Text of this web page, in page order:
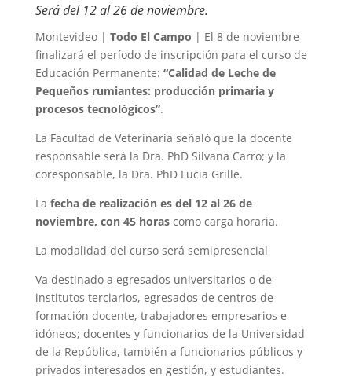
Será del 12 al 26 de noviembre.
Montevideo | Todo El Campo | El 8 de noviembre
finalizará el período de inscripción para el curso de
Educación Permanente: “Calidad de Leche de
Pequeños rumiantes: producción primaria y
procesos tecnológicos”.
La Facultad de Veterinaria señaló que la docente
responsable será la Dra. PhD Silvana Carro; y la
coresponsable, la Dra. PhD Lucia Grille.
La fecha de realización es del 12 al 26 de
noviembre, con 45 horascomo carga horaria.
La modalidad del curso será semipresencial
Va destinado a egresados universitarios o de
institutos terciarios, egresados de centros de
formación docente, trabajadores empresarios e
idóneos; docentes y funcionarios de la Universidad
de la República, también a funcionarios públicos y
privados interesados en gestión, y estudiantes.